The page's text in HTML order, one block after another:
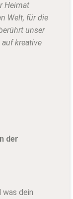
Heimat
Welt, für die
unser
kreative
der
dein